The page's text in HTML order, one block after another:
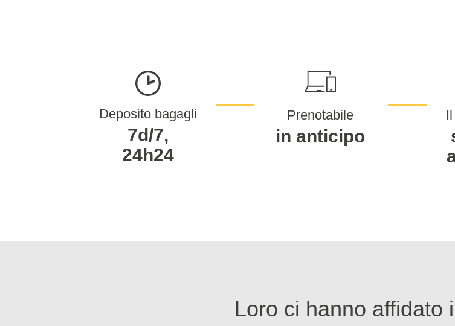
Deposito bagagli
7d/7,
24h24
Prenotabile
in anticipo
Loro ci hanno affidato